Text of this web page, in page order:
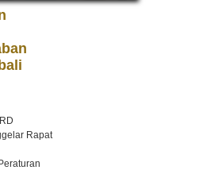
Rapat